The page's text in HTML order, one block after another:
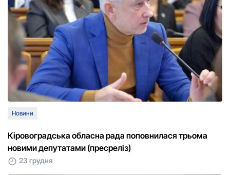
Новини
Кіровоградська обласна рада поповнилася трьома
новими депутатами (пресреліз)
23 грудня